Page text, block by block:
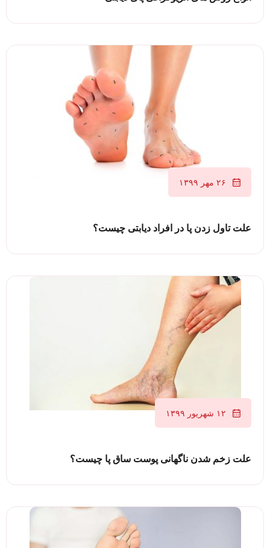
۲۶ مهر ۱۳۹۹
علت تاول زدن پا در افراد دیابتی چیست؟
۱۲ شهریور ۱۳۹۹
علت زخم شدن ناگهانی پوست ساق پا چیست؟